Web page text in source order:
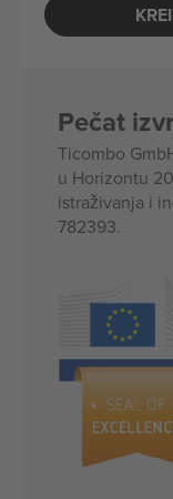
Pečat
Ticombo
u Horizontu
istraživanja i
782393.